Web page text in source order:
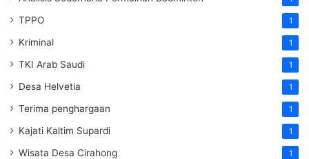
TPPO 1
Kriminal 1
TKI Arab Saudi 1
Desa Helvetia 1
Terima penghargaan 1
Kajati Kaltim Supardi 1
Wisata Desa Cirahong 1